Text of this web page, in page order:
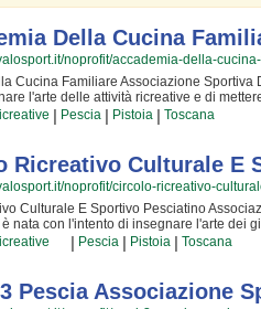
Della Cucina
noprofit/accademia-della-
Cucina Familiare Associazione
l'arte delle attività ricreative e di
loro attività si svolgono in incontri
nel tempo, ma anche di poter
zona e sono ormai affiatati da lustri di
condividere la propria esperienza con i
questa attività davvero speciale, per cui,
a provare??? Accademia Della
un ambiente amichevole e
iscriverti o semplicemente avere più
"Contattaci" presente nella pagina.
| Pescia | Pistoia | Toscana
Ricreativo Culturale E
noprofit/circolo-ricreativo-
Culturale E Sportivo Pesciatino
nata con l'intento di insegnare l'arte dei
ci frequentano! Le loro attività si
e di verificare i miglioramenti nel tempo,
i più bravi della provincia e sono ormai
condividere la propria esperienza con
attività davvero speciale, per cui, una
| Pescia | Pistoia | Toscana
Pescia Associazione